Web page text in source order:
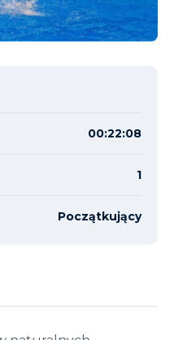
00:22:08
1
Początkujący